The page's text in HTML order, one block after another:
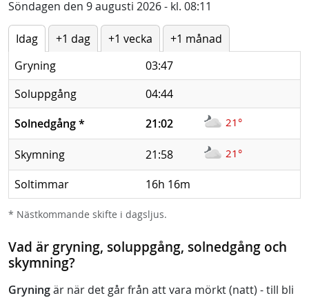
Söndagen den 9 augusti 2026 - kl. 08:11
Idag +1 dag +1 vecka
+1 månad
Gryning
03:47
Soluppgång
04:44
Solnedgång* 21:02 21°
Skymning 21:58 21°
Soltimmar 16h 16m
* Nästkommande skifte i dagsljus.
Vad är gryning, soluppgång, solnedgång och
skymning?
Gryningär när det går från att vara mörkt (natt) - till bli